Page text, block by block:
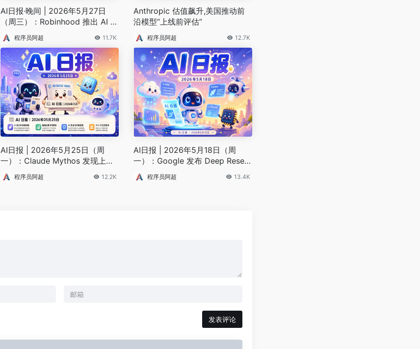
AI日报·晚间 | 2026年5月27日
（周三）：Robinhood 推出 AI A
gent 交易、FastAPI 爆 BadHost
漏洞
程序员阿超 11.7K
Anthropic 估值飙升,美国推动前
沿模型“上线前评估”
程序员阿超 12.7K
AI日报 | 2026年5月25日（周
一）：Claude Mythos 发现上万
高危漏洞、Gemini 3.5 Flash 发
布
程序员阿超 12.2K
AI日报 | 2026年5月18日（周
一）：Google 发布 Deep Resear
ch Max、Anthropic 推出 Dreami
ng 系统
程序员阿超 13.4K
发表评论